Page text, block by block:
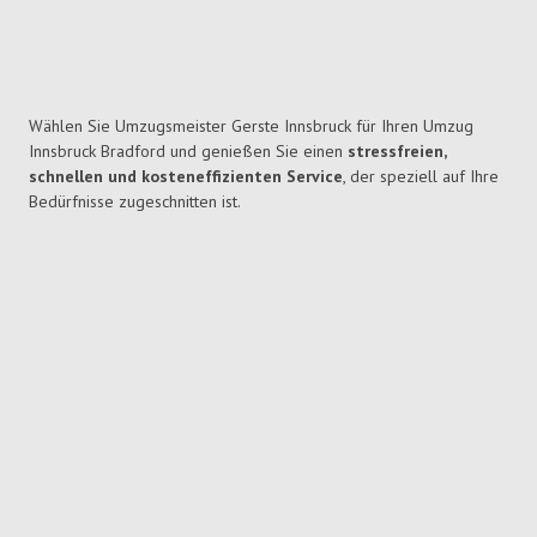
Wählen Sie Umzugsmeister Gerste Innsbruck für Ihren Umzug
Innsbruck Bradford und genießen Sie einen stressfreien,
schnellen und kosteneffizienten Service, der speziell auf Ihre
Bedürfnisse zugeschnitten ist.